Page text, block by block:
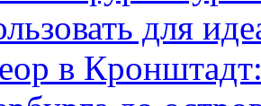
для
в